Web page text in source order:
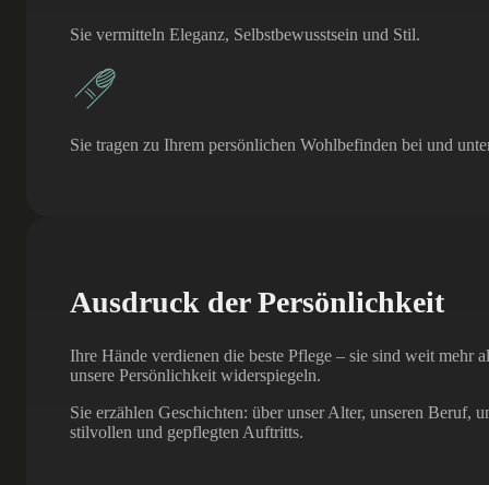
Sie vermitteln Eleganz, Selbstbewusstsein und Stil.
Sie tragen zu Ihrem persönlichen Wohlbefinden bei und
Ausdruck der Persönlichkeit
Ihre Hände verdienen die beste Pflege – sie sind weit mehr
unsere Persönlichkeit widerspiegeln.
Sie erzählen Geschichten: über unser Alter, unseren Beruf,
stilvollen und gepflegten Auftritts.